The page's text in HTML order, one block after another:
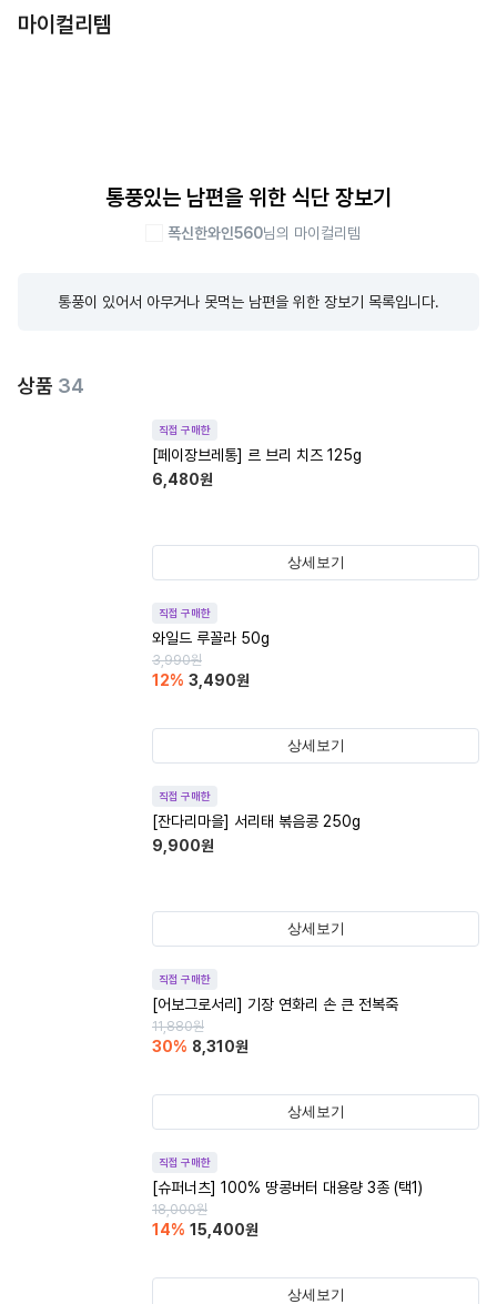
마이컬리템
통풍있는 남편을 위한 식단 장보기
폭신한와인560님의 마이컬리템
통풍이 있어서 아무거나 못먹는 남편을 위한 장보기 목록입니다.
상품 34
직접 구매한
[페이장브레통] 르 브리 치즈 125g
6,480원
상세보기
직접 구매한
와일드 루꼴라 50g
3,990원
12% 3,490원
상세보기
직접 구매한
[잔다리마을] 서리태 볶음콩 250g
9,900원
상세보기
직접 구매한
[어보그로서리] 기장 연화리 손 큰 전복죽
11,880원
30% 8,310원
상세보기
직접 구매한
[슈퍼너츠] 100% 땅콩버터 대용량 3종 (택1)
18,000원
14% 15,400원
상세보기